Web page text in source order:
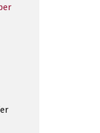
la Mediterrània